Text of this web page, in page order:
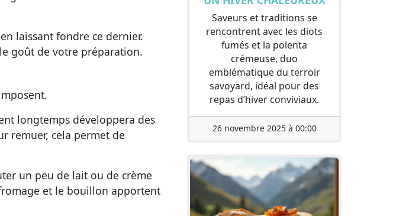
laissant fondre ce dernier.
goût de votre préparation.
longtemps développera des
remuer, cela permet de
un peu de lait ou de crème
et le bouillon apportent
Saveurs et traditions se
rencontrent avec les diots
fumés et la polenta
crémeuse, duo
emblématique du terroir
savoyard, idéal pour des
repas d’hiver conviviaux.
26 novembre 2025 à 00:00